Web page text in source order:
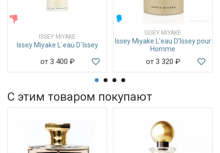
ISSEY MIYAKE
Issey Miyake L`eau D`Issey
от 3 400 ₽
ISSEY MIYAKE
Issey Miyake L'eau D'Issey pour
Homme
от 3 320 ₽
С этим товаром покупают